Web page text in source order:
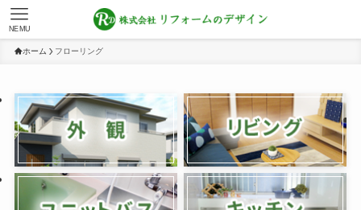
NEMU
ホーム フローリング